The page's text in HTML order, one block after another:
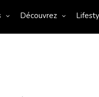
Découvrez